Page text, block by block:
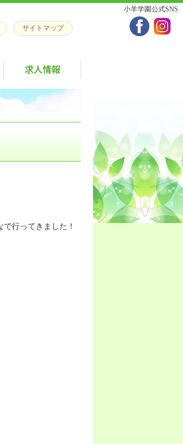
サイトマップ
行ってきました！
小羊学園公式SNS